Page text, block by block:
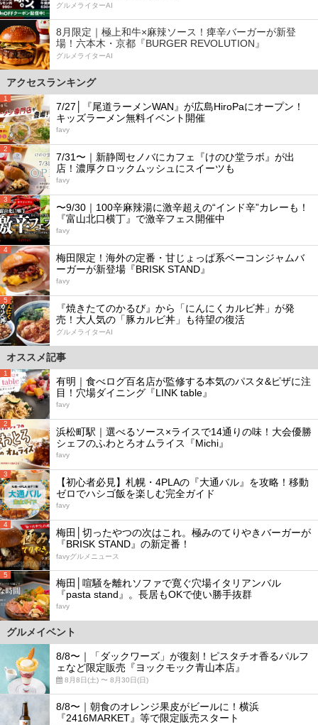
グルメライターAI
8月限定｜極上和牛×麻辣ソース！痺辛バーガーが新登
場！六本木・京都『BURGER REVOLUTION』
グルメライターAI
アクセスランキング
1
7/27│『尾道ラーメンWAN』が広島HiroPaにオープン！
キッズラーメン無料イベント開催
favy
2
7/31〜｜新静岡セノバにカフェ『けのひ堂ラボ』が出
店！濃厚クロックムッシュにスイーツも
favy
3
〜9/30｜100辛麻辣湯に激辛超えの“インド辛”カレーも！
『富山北口横丁』で激辛フェス開催中
favy
4
梅田限定！海外の定番・甘じょっぱ系ベーコンジャムバ
ーガーが新登場『BRISK STAND』
favy
5
『焼きたてのかるび』から「にんにくカルビ丼」が発
売！大人気の「豚カルビ丼」も待望の復活
グルメライターAI
オススメ記事
1
有明｜食べログ百名店が監修する本気のパスタ&ピザに注
目！穴場ダイニング『LINK table』
favy
2
浜松町駅｜選べるソース×ライスで14通りの味！大会優勝
シェフのふわとろオムライス『Michi』
favy
3
【初心者必見】札幌・4PLAの『大通バル』を攻略！移動
ゼロでハシゴ飯を楽しむ完全ガイド
favy
4
梅田│切ったやつの次はこれ。極みのてりやきバーガーが
『BRISK STAND』の新定番！
favyグルメニュース
5
梅田│喧騒を離れソファで寛ぐ穴場イタリアンバル
『pasta stand』。長居もOKで使い勝手抜群
favy
グルメイベント
8/8〜｜「ダックワーズ」が復刻！ピスタチオ香るパルフ
ェなど限定販売『ヨックモック青山本店』
8月8日(土) 〜 8月30日(日)
8/8〜｜朝食のオレンジ果皮がビールに！横浜
『2416MARKET』等で限定販売スタート